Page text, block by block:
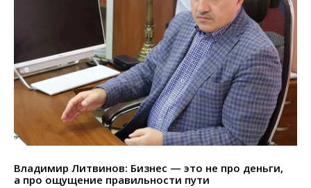
Владимир Литвинов: Бизнес — это не про деньги,
а про ощущение правильности пути